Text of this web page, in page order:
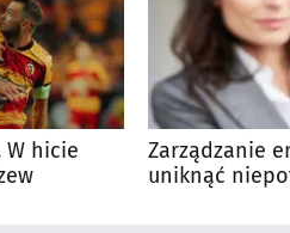
W hicie
Zarządzanie
uniknąć